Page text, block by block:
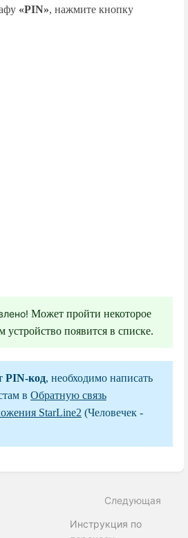
«PIN», нажмите кнопку
Может пройти некоторое
устройство появится в списке.
PIN-код, необходимо написать
в Обратную связь
StarLine2 (Человечек -
Следующая
Инструкция по